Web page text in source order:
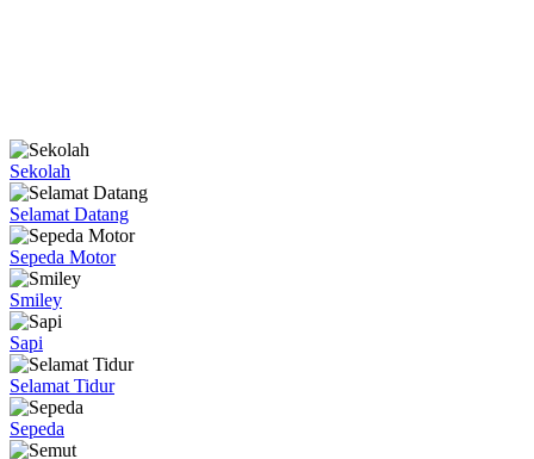
Sekolah
Selamat Datang
Sepeda Motor
Smiley
Sapi
Selamat Tidur
Sepeda